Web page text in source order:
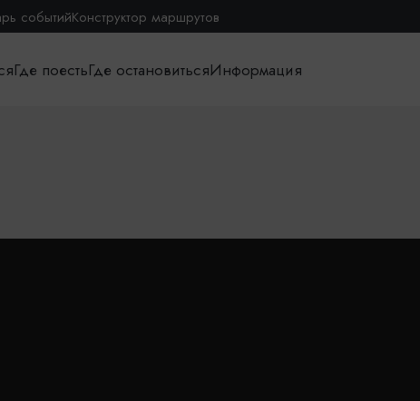
событийКонструктор маршрутов
Где поестьГде остановитьсяИнформация